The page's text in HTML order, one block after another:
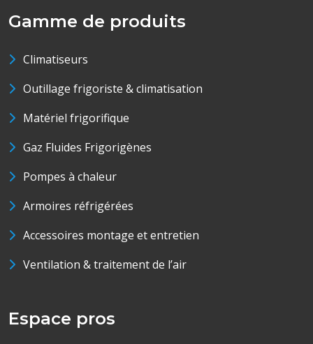
Gamme de produits
Climatiseurs
Outillage frigoriste & climatisation
Matériel frigorifique
Gaz Fluides Frigorigènes
Pompes à chaleur
Armoires réfrigérées
Accessoires montage et entretien
Ventilation & traitement de l’air
Espace pros